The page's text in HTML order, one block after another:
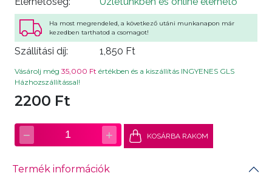
Ha most megrendeled, a következő utáni munkanapon már
kezedben tarthatod a csomagot!
Szállítási díj: 1,850 Ft
Vásárolj még 35,000 Ft értékben és a kiszállítás INGYENES GLS
Házhozszállítással!
2200 Ft
− 1 + KOSÁRBA RAKOM
Termék információk